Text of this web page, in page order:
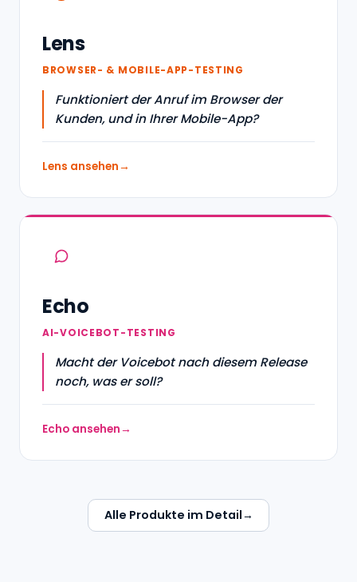
Lens
BROWSER- & MOBILE-APP-TESTING
Funktioniert der Anruf im Browser der
Kunden, und in Ihrer Mobile-App?
Lens ansehen
Echo
AI-VOICEBOT-TESTING
Macht der Voicebot nach diesem Release
noch, was er soll?
Echo ansehen
Alle Produkte im Detail